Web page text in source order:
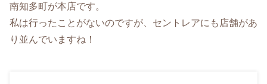
南知多町が本店です。
私は行ったことがないのですが、セントレアにも店舗があ
り並んでいますね！